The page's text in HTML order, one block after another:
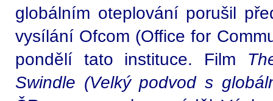
globálním oteplování porušil
vysílání Ofcom (Office for
pondělí tato instituce. Film
Swindle (Velký podvod s